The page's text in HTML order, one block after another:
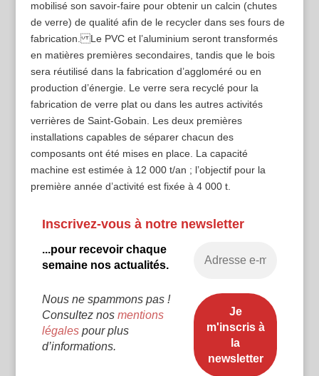
mobilisé son savoir-faire pour obtenir un calcin (chutes
de verre) de qualité afin de le recycler dans ses fours de
fabrication. Le PVC et l’aluminium seront transformés
en matières premières secondaires, tandis que le bois
sera réutilisé dans la fabrication d’aggloméré ou en
production d’énergie. Le verre sera recyclé pour la
fabrication de verre plat ou dans les autres activités
verrières de Saint-Gobain. Les deux premières
installations capables de séparer chacun des
composants ont été mises en place. La capacité
machine est estimée à 12 000 t/an ; l’objectif pour la
première année d’activité est fixée à 4 000 t.
Inscrivez-vous à notre newsletter
...pour recevoir chaque
semaine nos actualités.
Nous ne spammons pas !
Consultez nos mentions
légalespour plus
d’informations.